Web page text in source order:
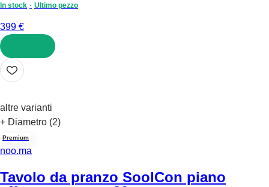
In stock Ultimo pezzo
399 €
AGGIUNGI
altre varianti
+ Diametro (2)
Premium
noo.ma
Tavolo da pranzo SoolCon piano